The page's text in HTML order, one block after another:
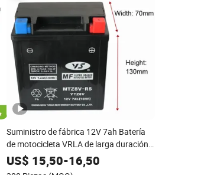
Suministro de fábrica 12V 7ah Batería
de motocicleta VRLA de larga duración y
libre de mantenimiento
US$ 15,50-16,50